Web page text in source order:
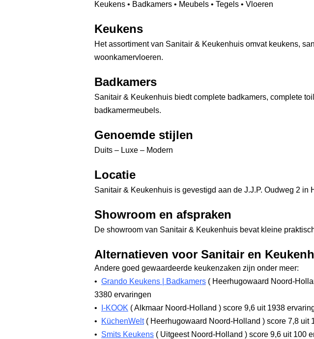
Keukens • Badkamers • Meubels • Tegels • Vloeren
Keukens
Het assortiment van Sanitair & Keukenhuis omvat keukens,
woonkamervloeren.
Badkamers
Sanitair & Keukenhuis biedt complete badkamers, complete
badkamermeubels.
Genoemde stijlen
Duits – Luxe – Modern
Locatie
Sanitair & Keukenhuis is gevestigd aan de J.J.P. Oudweg 2 in
Showroom en afspraken
De showroom van Sanitair & Keukenhuis bevat kleine
Alternatieven voor Sanitair en
Andere goed gewaardeerde keukenzaken zijn onder meer:
• Grando Keukens | Badkamers ( Heerhugowaard Noord-
3380 ervaringen
•
I-KOOK (Alkmaar Noord-Holland ) score 9,6 uit 1938
•
KüchenWelt ( Heerhugowaard Noord-Holland ) score 7,8 uit
• Smits Keukens ( Uitgeest Noord-Holland ) score 9,6 uit 100